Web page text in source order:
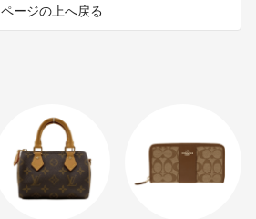
ページの上へ戻る